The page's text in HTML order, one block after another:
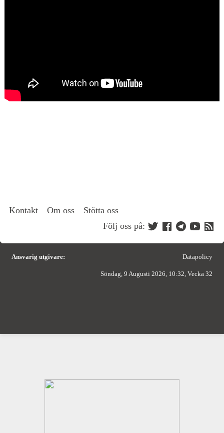
Kontakt Om oss
Stötta oss
Följ oss på:
Ansvarig utgivare: Datapolicy
Söndag, 9 Augusti 2026, 10:32, Vecka 32